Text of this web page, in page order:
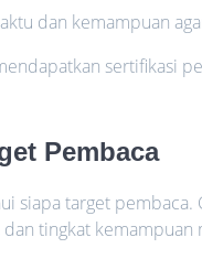
dan kemampuan
sertifikasi
Pembaca
siapa target
tingkat kemampuan